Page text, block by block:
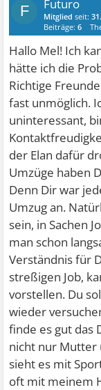
F Futuro
Mitglied seit:
Beiträge:6
Hallo Mel! Ich
hätte ich die
Richtige
fast unmöglich.
uninteressant,
der Elan dafür
Umzüge haben
Denn Dir war
Umzug an.
sein, in Sachen
man schon
Verständnis für
streßigen Job,
vorstellen. Du
wieder
finde es gut das
nicht nur Mutter
sieht es mit
oft mit meinem